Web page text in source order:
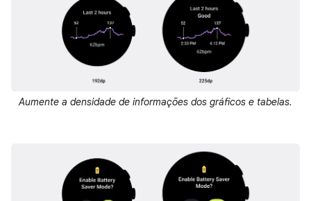
Aumente a densidade de informações dos gráficos e tabelas.